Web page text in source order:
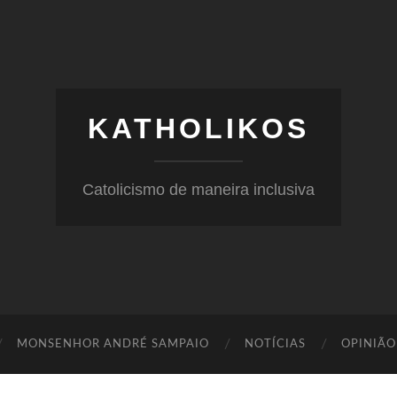
KATHOLIKOS
Catolicismo de maneira inclusiva
MONSENHOR ANDRÉ SAMPAIO NOTÍCIAS OPINIÃO